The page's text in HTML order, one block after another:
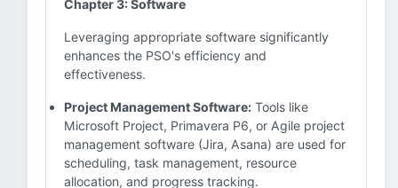
Chapter 3: Software
Leveraging appropriate software significantly
enhances the PSO's efficiency and
effectiveness.
Project Management Software: Tools like
Microsoft Project, Primavera P6, or Agile project
management software (Jira, Asana) are used for
scheduling, task management, resource
allocation, and progress tracking.